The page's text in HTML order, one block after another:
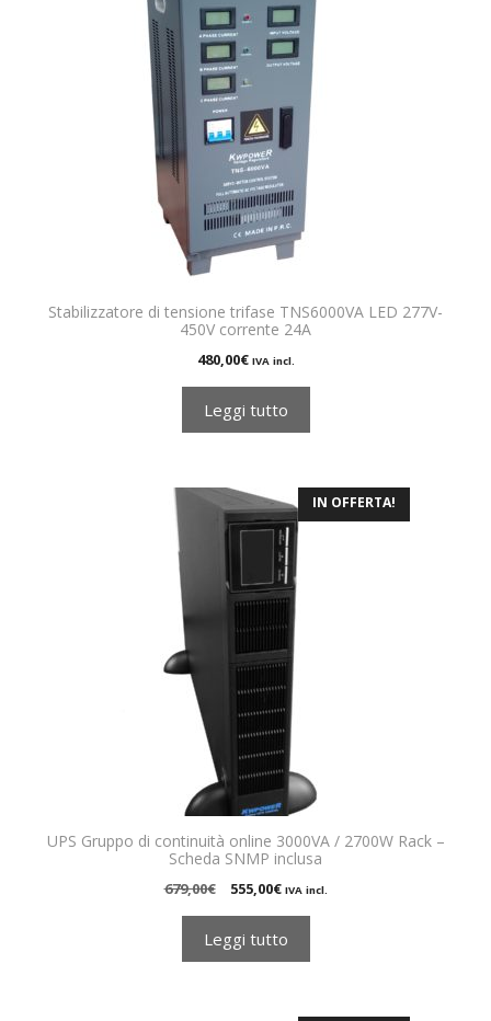
Stabilizzatore di tensione trifase TNS6000VA LED 277V-
450V corrente 24A
480,00€ IVA incl.
Leggi tutto
IN OFFERTA!
UPS Gruppo di continuità online 3000VA / 2700W Rack –
Scheda SNMP inclusa
679,00€
Il
era:
555,00€Il
è:
IVA incl.
Leggi tutto